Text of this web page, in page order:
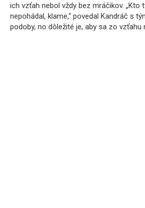
ich vzťah nebol vždy bez mráčikov. „Kto
nepohádal, klame,“ povedal Kandráč s
podoby, no dôležité je, aby sa zo vzťahu